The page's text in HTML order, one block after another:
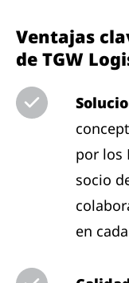
Ventajas
de TGW
por los
socio
en